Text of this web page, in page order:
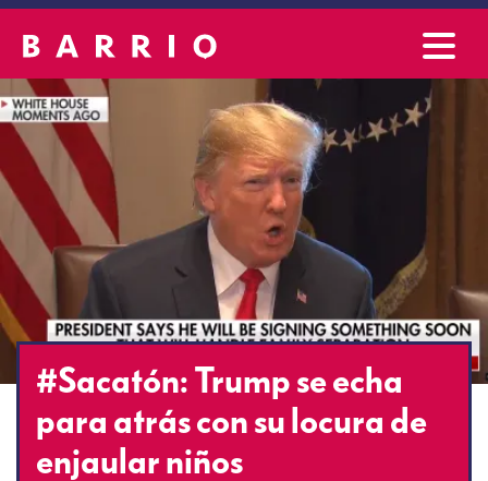
#Sacatón: Trump se echa
para atrás con su locura de
enjaular niños